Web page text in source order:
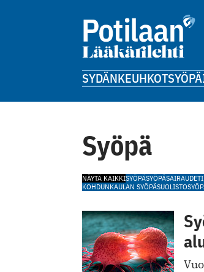
SYDÄNKEUHKOTSYÖPÄ
Syöpä
NÄYTÄ KAIKKISYÖPÄSYÖPÄSAIRAUDET
KOHDUNKAULAN SYÖPÄ